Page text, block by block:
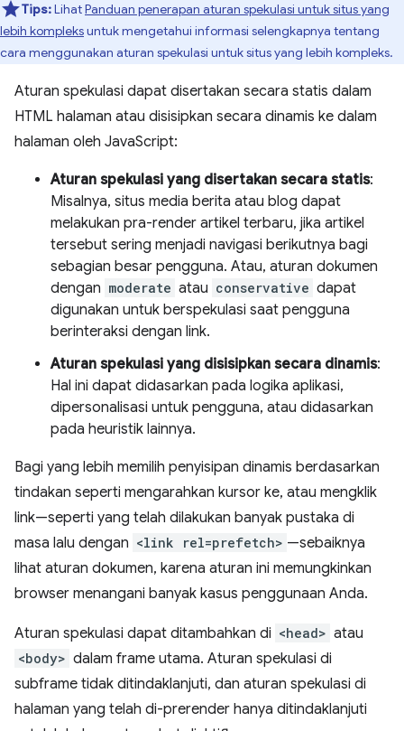
Tips:LihatPanduan penerapan aturan spekulasi untuk situs yang
lebih kompleksuntuk mengetahui informasi selengkapnya tentang
cara menggunakan aturan spekulasi untuk situs yang lebih kompleks.
Aturan spekulasi dapat disertakan secara statis dalam
HTML halaman atau disisipkan secara dinamis ke dalam
halaman oleh JavaScript:
Aturan spekulasi yang disertakan secara statis:
Misalnya, situs media berita atau blog dapat
melakukan pra-render artikel terbaru, jika artikel
tersebut sering menjadi navigasi berikutnya bagi
sebagian besar pengguna. Atau, aturan dokumen
dengan moderate atau conservative dapat
digunakan untuk berspekulasi saat pengguna
berinteraksi dengan link.
Aturan spekulasi yang disisipkan secara dinamis:
Hal ini dapat didasarkan pada logika aplikasi,
dipersonalisasi untuk pengguna, atau didasarkan
pada heuristik lainnya.
Bagi yang lebih memilih penyisipan dinamis berdasarkan
tindakan seperti mengarahkan kursor ke, atau mengklik
link—seperti yang telah dilakukan banyak pustaka di
masa lalu dengan <link rel=prefetch> —sebaiknya
lihat aturan dokumen, karena aturan ini memungkinkan
browser menangani banyak kasus penggunaan Anda.
Aturan spekulasi dapat ditambahkan di <head> atau
<body> dalam frame utama. Aturan spekulasi di
subframe tidak ditindaklanjuti, dan aturan spekulasi di
halaman yang telah di-prerender hanya ditindaklanjuti